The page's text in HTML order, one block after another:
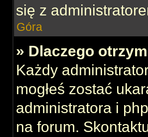
się z
Góra
» Dlaczego
Każdy
mogłeś zostać
administratora i
na forum.